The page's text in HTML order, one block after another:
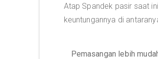
Atap Spandek pasir saat
keuntungannya di
Pemasangan lebih